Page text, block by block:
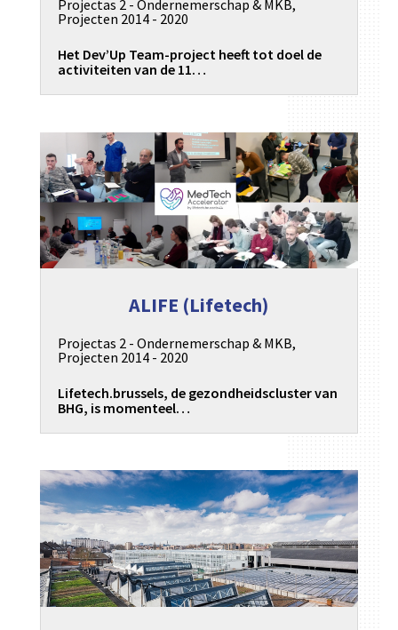
Projectas 2 - Ondernemerschap & MKB,
Projecten 2014 - 2020
Het Dev’Up Team-project heeft tot doel de
activiteiten van de 11…
ALIFE (Lifetech)
Projectas 2 - Ondernemerschap & MKB,
Projecten 2014 - 2020
Lifetech.brussels, de gezondheidscluster van
BHG, is momenteel…